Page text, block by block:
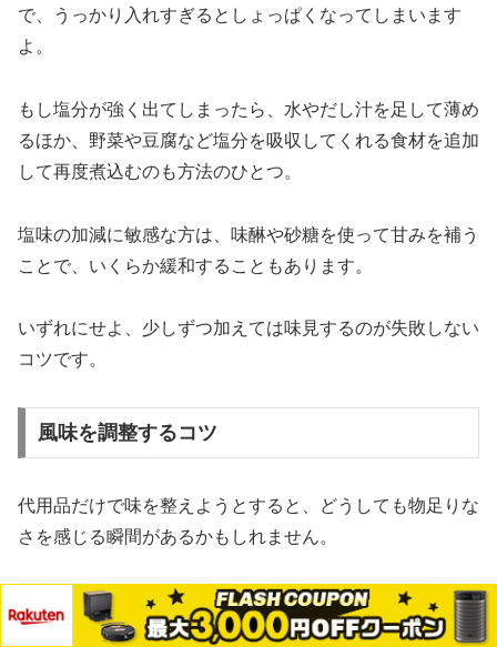
で、うっかり入れすぎるとしょっぱくなってしまいます
よ。
もし塩分が強く出てしまったら、水やだし汁を足して薄め
るほか、野菜や豆腐など塩分を吸収してくれる食材を追加
して再度煮込むのも方法のひとつ。
塩味の加減に敏感な方は、味醂や砂糖を使って甘みを補う
ことで、いくらか緩和することもあります。
いずれにせよ、少しずつ加えては味見するのが失敗しない
コツです。
風味を調整するコツ
代用品だけで味を整えようとすると、どうしても物足りな
さを感じる瞬間があるかもしれません。
そんなときは、風味をプラスするアイテムをうまく活用し
てみてくださいね。
ホーム 検索 トップ サイドバー